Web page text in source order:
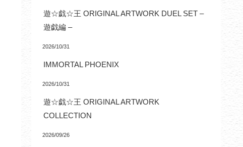
遊☆戯☆王 ORIGINAL ARTWORK DUEL SET –
遊戯編 –
2026/10/31
IMMORTAL PHOENIX
2026/10/31
遊☆戯☆王 ORIGINAL ARTWORK
COLLECTION
2026/09/26